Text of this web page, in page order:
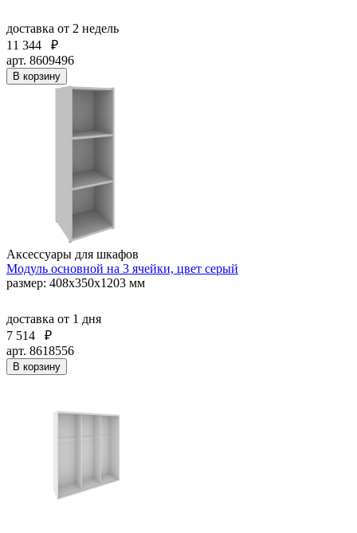
доставка от 2 недель
11 344
₽
арт. 8609496
В корзину
Аксессуары для шкафов
Модуль основной на 3 ячейки, цвет серый
размер: 408х350х1203 мм
доставка от 1 дня
7 514
₽
арт. 8618556
В корзину